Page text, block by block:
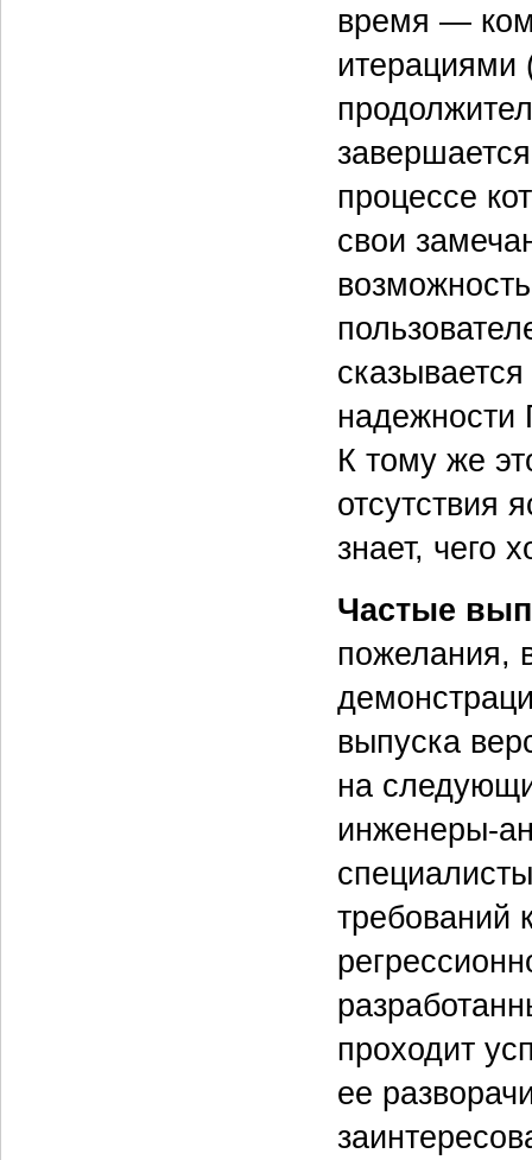
время —
итерациями
процессе
свои
надежности
К тому же
отсутствия
знает, чего
Частые
пожелания,
выпуска
на
инженеры-
требований
проходит
ее